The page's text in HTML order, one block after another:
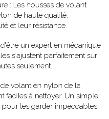
: Les housses de volant
de haute qualité,
et leur résistance.
un expert en mécanique
s'ajustent parfaitement sur
seulement.
de volant en nylon de la
faciles à nettoyer. Un simple
les garder impeccables.